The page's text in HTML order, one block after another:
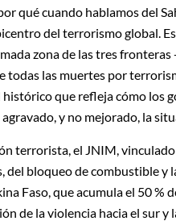
qué cuando hablamos del
del terrorismo global.
zona de las tres
todas las muertes por
que refleja cómo los
y no mejorado, la
terrorista, el JNIM,
del bloqueo de combustible y
Faso, que acumula el 50 %
de la violencia hacia el sur y